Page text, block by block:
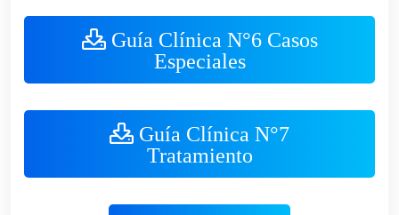
Guía Clínica N°6 Casos
Especiales
Guía Clínica N°7
Tratamiento